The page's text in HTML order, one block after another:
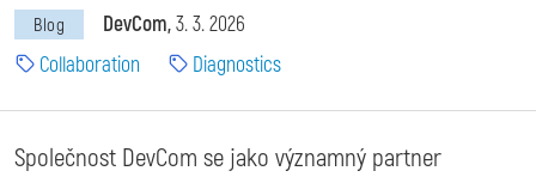
Blog DevCom 3. 3. 2026
Collaboration
Diagnostics
Společnost DevCom se jako významný partner